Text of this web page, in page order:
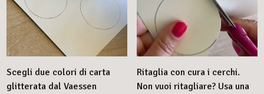
Scegli due colori di carta
glitterata dal Vaessen
Ritaglia con cura i cerchi.
Non vuoi ritagliare? Usa una